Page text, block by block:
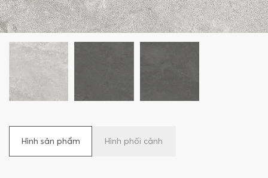
Hình sản phẩm Hình phối cảnh